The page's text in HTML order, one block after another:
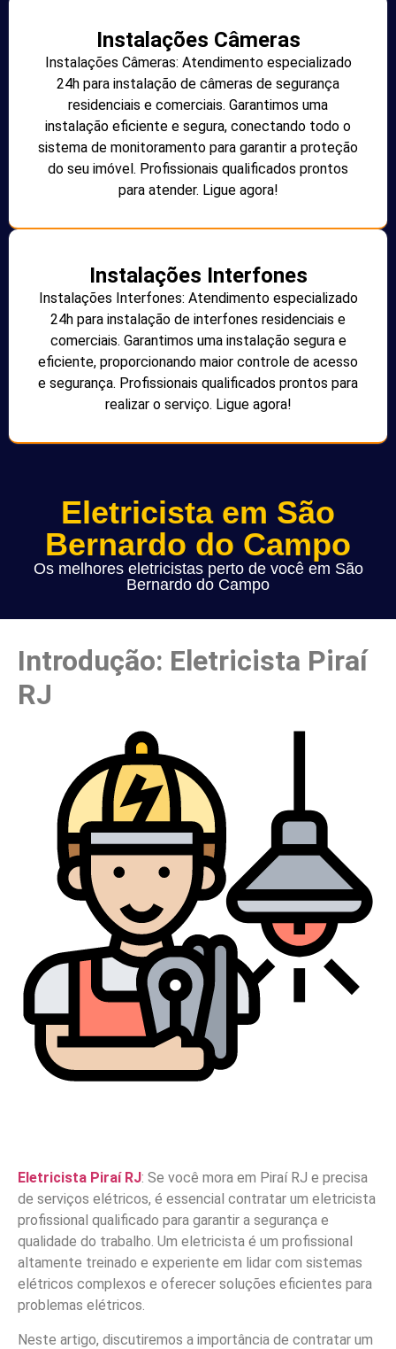
Instalações Câmeras
Instalações Câmeras: Atendimento especializado
24h para instalação de câmeras de segurança
residenciais e comerciais. Garantimos uma
instalação eficiente e segura, conectando todo o
sistema de monitoramento para garantir a proteção
do seu imóvel. Profissionais qualificados prontos
para atender. Ligue agora!
Instalações Interfones
Instalações Interfones: Atendimento especializado
24h para instalação de interfones residenciais e
comerciais. Garantimos uma instalação segura e
eficiente, proporcionando maior controle de acesso
e segurança. Profissionais qualificados prontos para
realizar o serviço. Ligue agora!
Eletricista em São
Bernardo do Campo
Os melhores eletricistas perto de você em São
Bernardo do Campo
Introdução: Eletricista Piraí
RJ
Eletricista Piraí RJ: Se você mora em Piraí RJ e precisa
de serviços elétricos, é essencial contratar um eletricista
profissional qualificado para garantir a segurança e
qualidade do trabalho. Um eletricista é um profissional
altamente treinado e experiente em lidar com sistemas
elétricos complexos e oferecer soluções eficientes para
problemas elétricos.
Neste artigo, discutiremos a importância de contratar um